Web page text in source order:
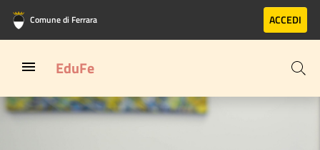
Vai al contenuto principale
Vai al footer
Comune di Ferrara ACCEDI
EduFe